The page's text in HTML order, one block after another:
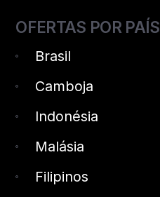
OFERTAS POR PAÍS
Brasil
Camboja
Indonésia
Malásia
Filipinos